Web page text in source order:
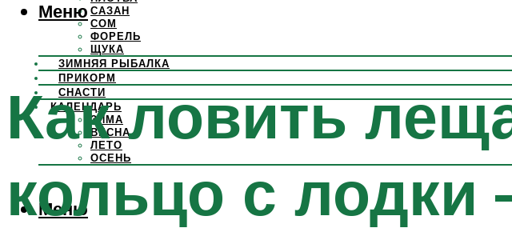
САЗАН
СОМ
ФОРЕЛЬ
ЩУКА
ЗИМНЯЯ РЫБАЛКА
ПРИКОРМ
СНАСТИ
КАЛЕНДАРЬ
ЗИМА
ВЕСНА
ЛЕТО
ОСЕНЬ
Меню
Меню
Как ловить
кольцо с лодки